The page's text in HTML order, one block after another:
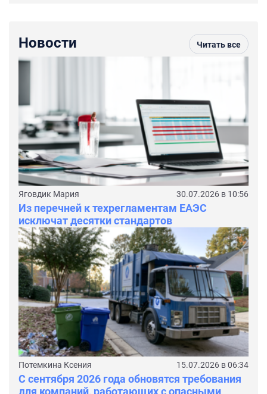
Новости Читать все
Яговдик Мария 30.07.2026 в 10:56
Из перечней к техрегламентам ЕАЭС
исключат десятки стандартов
Потемкина Ксения 15.07.2026 в 06:34
С сентября 2026 года обновятся требования